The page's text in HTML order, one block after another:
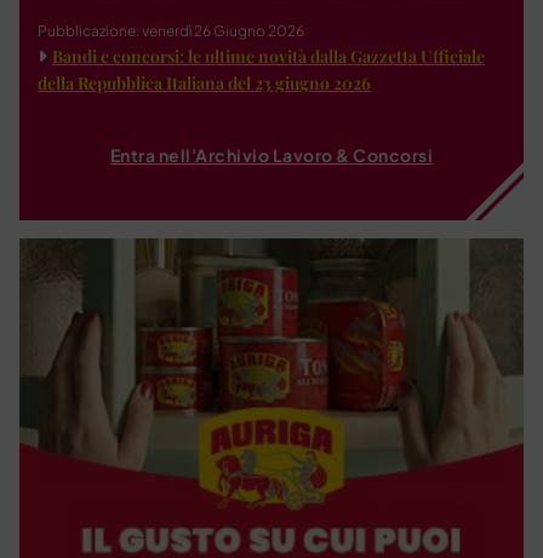
Pubblicazione: venerdì 26 Giugno 2026
Bandi e concorsi: le ultime novità dalla Gazzetta Ufficiale
della Repubblica Italiana del 23 giugno 2026
Entra nell'Archivio Lavoro & Concorsi